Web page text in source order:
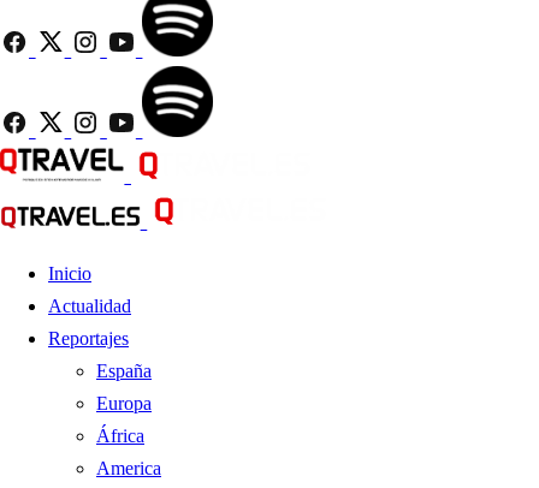
Inicio
Actualidad
Reportajes
España
Europa
África
America